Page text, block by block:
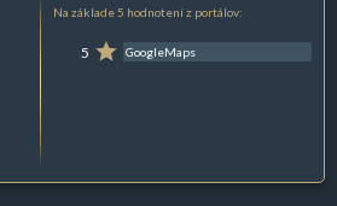
Na základe 5 hodnotení z portálov:
5 GoogleMaps